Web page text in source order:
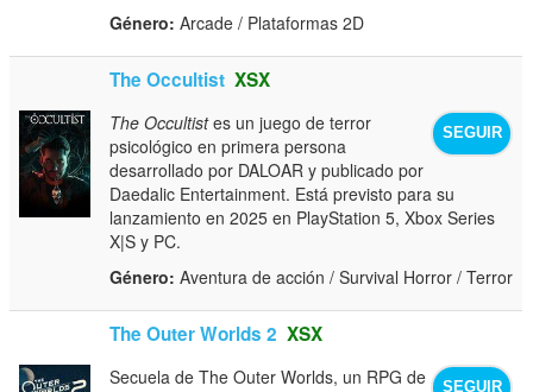
Género: Arcade / Plataformas 2D
The Occultist XSX
SEGUIR
The Occultistes un juego de terror
psicológico en primera persona
desarrollado por DALOAR y publicado por
Daedalic Entertainment. Está previsto para su
lanzamiento en 2025 en PlayStation 5, Xbox Series
X|S y PC.
Género: Aventura de acción / Survival Horror / Terror
The Outer Worlds 2 XSX
SEGUIR
Secuela de The Outer Worlds, un RPG de